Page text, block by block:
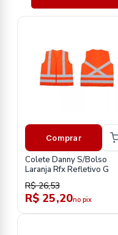
Comprar
Colete Danny S/Bolso
Laranja Rfx Refletivo G
R$ 26,53
R$ 25,20no pix